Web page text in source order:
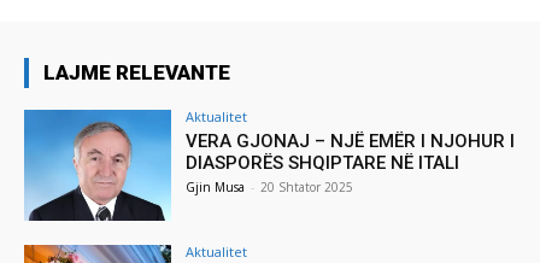
LAJME RELEVANTE
Aktualitet
VERA GJONAJ – NJË EMËR I NJOHUR I
DIASPORËS SHQIPTARE NË ITALI
Gjin Musa - 20 Shtator 2025
Aktualitet